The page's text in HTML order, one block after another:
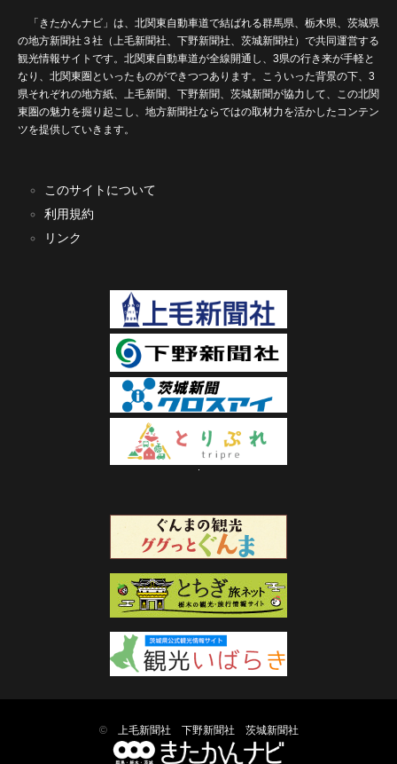
「きたかんナビ」は、北関東自動車道で結ばれる群馬県、栃木県、茨城県
の地方新聞社３社（上毛新聞社、下野新聞社、茨城新聞社）で共同運営する
観光情報サイトです。北関東自動車道が全線開通し、3県の行き来が手軽と
なり、北関東圏といったものができつつあります。こういった背景の下、3
県それぞれの地方紙、上毛新聞、下野新聞、茨城新聞が協力して、この北関
東圏の魅力を掘り起こし、地方新聞社ならではの取材力を活かしたコンテン
ツを提供していきます。
このサイトについて
利用規約
リンク
© 上毛新聞社 下野新聞社 茨城新聞社